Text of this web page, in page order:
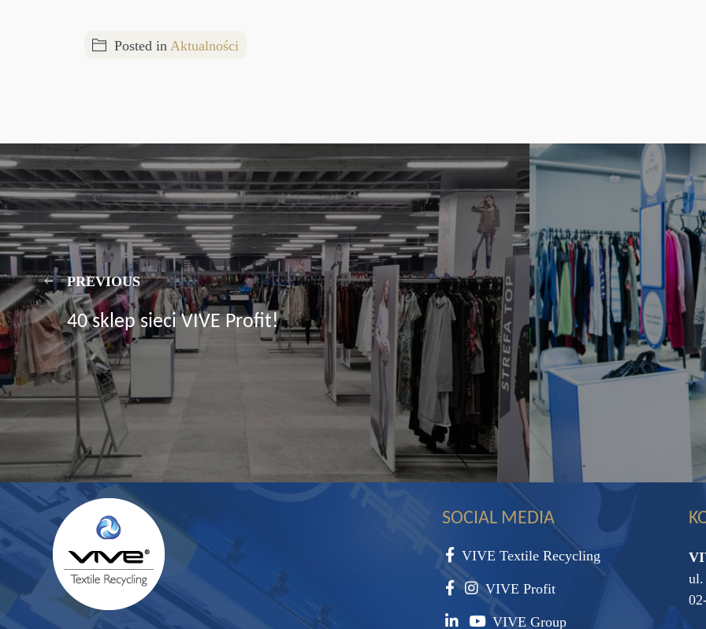
Posted in Aktualności
PREVIOUS
40 sklep sieci VIVE Profit!
SOCIAL MEDIA
VIVE Textile Recycling
VIVE Profit
VIVE Group
ul.